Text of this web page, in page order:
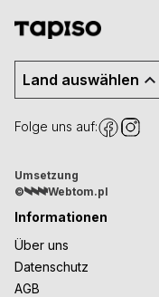
Land auswählen
Folge uns auf:
Umsetzung
©
Webtom.pl
Informationen
Über uns
Datenschutz
AGB